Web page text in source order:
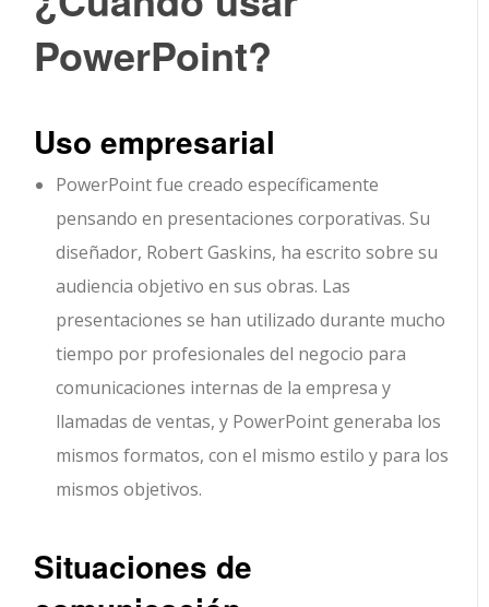
PowerPoint?
Uso empresarial
PowerPoint fue creado específicamente
pensando en presentaciones corporativas. Su
diseñador, Robert Gaskins, ha escrito sobre su
audiencia objetivo en sus obras. Las
presentaciones se han utilizado durante mucho
tiempo por profesionales del negocio para
comunicaciones internas de la empresa y
llamadas de ventas, y PowerPoint generaba los
mismos formatos, con el mismo estilo y para los
mismos objetivos.
Situaciones de